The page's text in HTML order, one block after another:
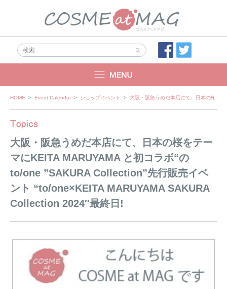
Skip
HOME > Event Calendar > ショップイベント > 大阪・阪急うめだ本店にて、日本の桜を
大阪・阪急うめだ本店にて、日本の桜をテー
マにKEITA MARUYAMA と初コラボ“の
to/one ”SAKURA Collection”先行販売イベ
ント “to/one×KEITA MARUYAMA SAKURA
Collection 2024″最終日!